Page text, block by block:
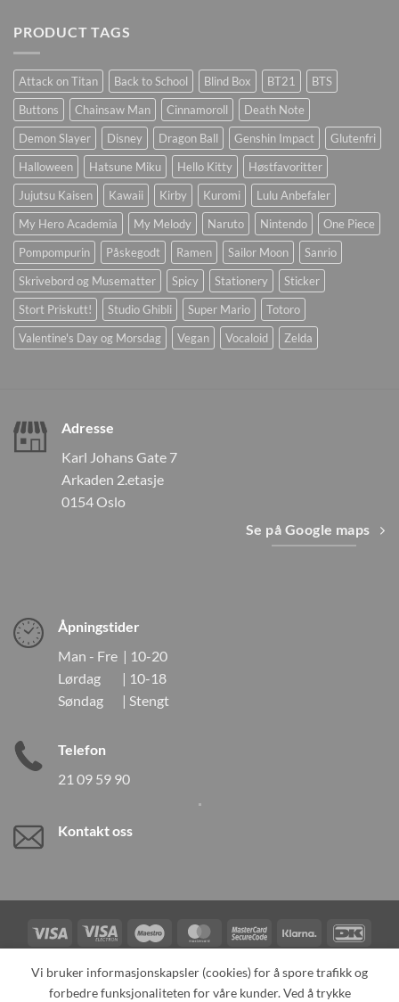
PRODUCT TAGS
Attack on Titan Back to School Blind Box BT21
BTS
Buttons
Chainsaw Man Cinnamoroll
Death Note
Demon Slayer
Disney Dragon Ball Genshin Impact
Glutenfri
Halloween
Hatsune Miku Hello Kitty
Høstfavoritter
Jujutsu Kaisen
Kawaii Kirby Kuromi
Lulu Anbefaler
My Hero Academia
My Melody Naruto Nintendo
One Piece
Pompompurin
Påskegodt Ramen Sailor Moon
Sanrio
Skrivebord og Musematter
Spicy Stationery
Sticker
Stort Priskutt!
Studio Ghibli Super Mario
Totoro
Valentine's Day og Morsdag
Vegan Vocaloid Zelda
Adresse
Karl Johans Gate 7
Arkaden 2.etasje
0154 Oslo
Se på Google maps
Åpningstider
Man - Fre | 10-20
Lørdag | 10-18
Søndag | Stengt
Telefon
21 09 59 90
Kontakt oss
Visa
Visa
Electron
Maestro MasterCardMasterCard
2
Klarna
Card
TILBAKEKALLINGER KONTAKT OSS OM OSS
Vi bruker informasjonskapsler (cookies) for å spore trafikk og
forbedre funksjonaliteten for våre kunder. Ved å trykke